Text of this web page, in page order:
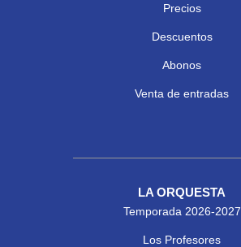
Precios
Descuentos
Abonos
Venta de entradas
LA ORQUESTA
Temporada 2026-2027
Los Profesores